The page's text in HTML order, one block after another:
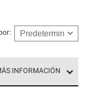
:
INFORMACIÓN